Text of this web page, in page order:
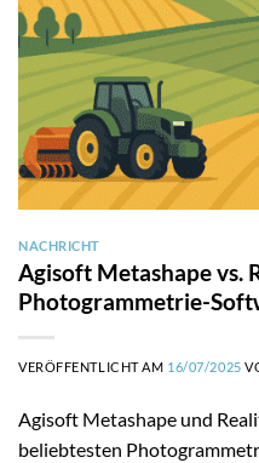
NACHRICHT
Agisoft Metashape vs.
Photogrammetrie-
VERÖFFENTLICHT AM 16/07/2025
Agisoft Metashape und
beliebtesten